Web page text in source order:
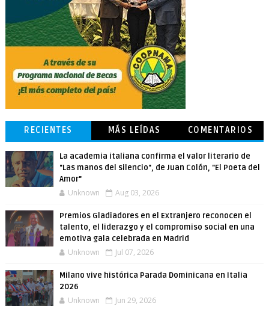
RECIENTES MÁS LEÍDAS COMENTARIOS
La academia italiana confirma el valor literario de
"Las manos del silencio", de Juan Colón, "El Poeta del
Amor"
Unknown Aug 03, 2026
Premios Gladiadores en el Extranjero reconocen el
talento, el liderazgo y el compromiso social en una
emotiva gala celebrada en Madrid
Unknown Jul 07, 2026
Milano vive histórica Parada Dominicana en Italia
2026
Unknown Jun 29, 2026